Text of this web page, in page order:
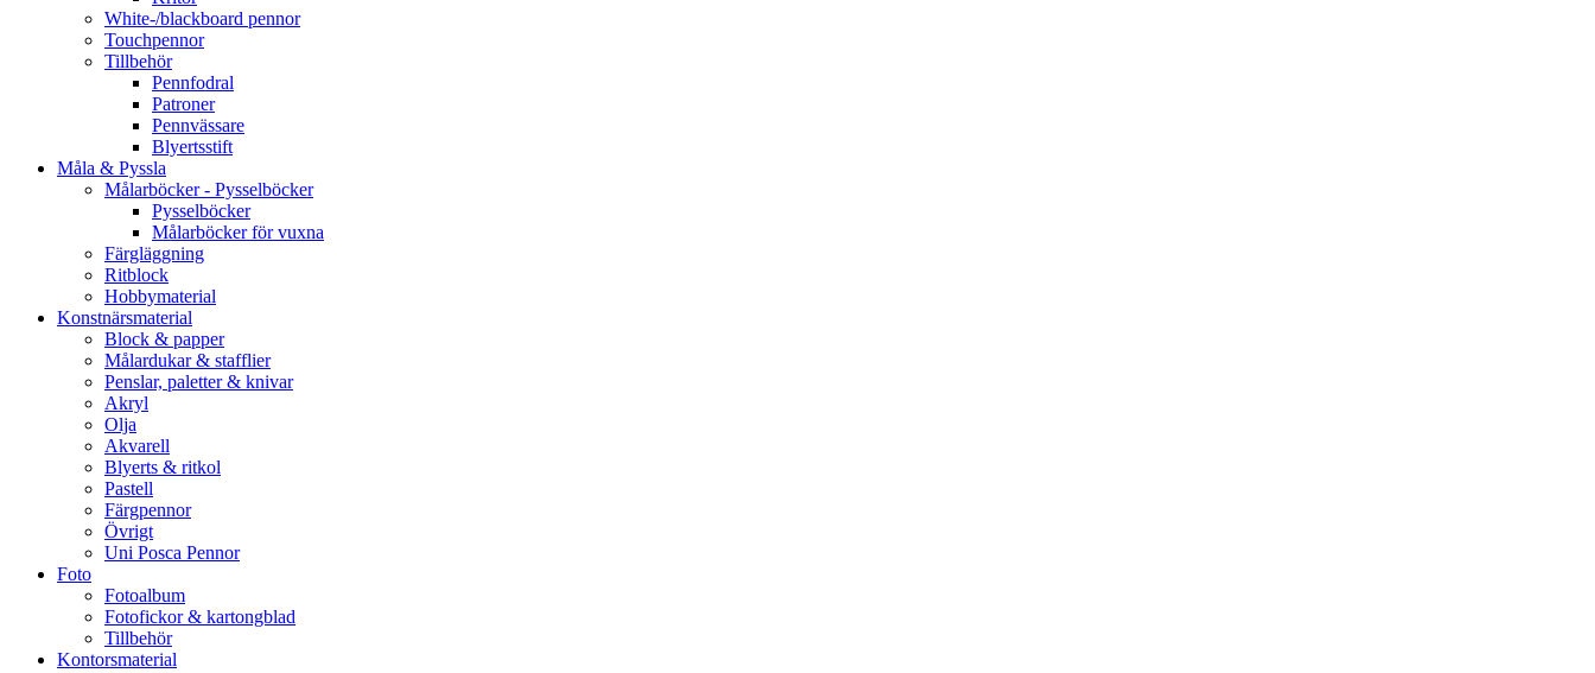
White-/blackboard pennor
Touchpennor
Tillbehör
Pennfodral
Patroner
Pennvässare
Blyertsstift
Måla & Pyssla
Målarböcker - Pysselböcker
Pysselböcker
Målarböcker för vuxna
Färgläggning
Ritblock
Hobbymaterial
Konstnärsmaterial
Block & papper
Målardukar & stafflier
Penslar, paletter & knivar
Akryl
Olja
Akvarell
Blyerts & ritkol
Pastell
Färgpennor
Övrigt
Uni Posca Pennor
Foto
Fotoalbum
Fotofickor & kartongblad
Tillbehör
Kontorsmaterial